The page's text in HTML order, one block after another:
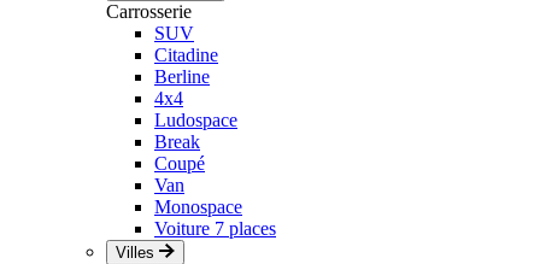
Carrosserie
SUV
Citadine
Berline
4x4
Ludospace
Break
Coupé
Van
Monospace
Voiture 7 places
Villes